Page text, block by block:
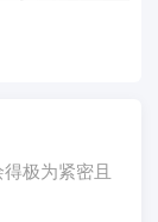
极为紧密且